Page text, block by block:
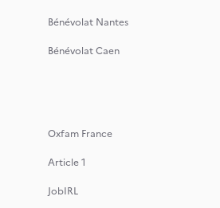
Bénévolat Nantes
Bénévolat Caen
Oxfam France
Article 1
JobIRL